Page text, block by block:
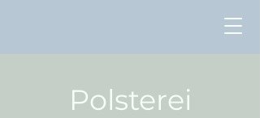
Polsterei